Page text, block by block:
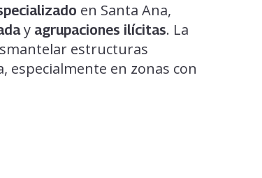
en Santa Ana,
y agrupaciones ilícitas. La
estructuras
especialmente en zonas con